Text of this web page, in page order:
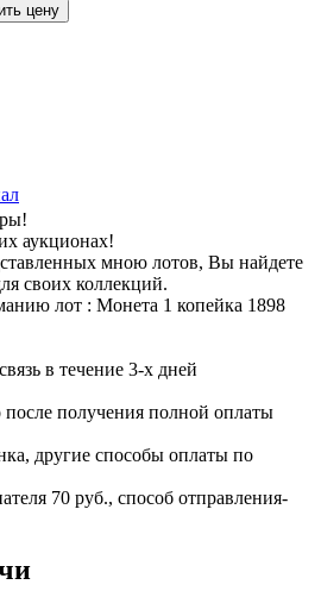
цену
аукционах!
мною лотов, Вы найдете
своих коллекций.
лот : Монета 1 копейка 1898
в течение 3-х дней
после получения полной оплаты
другие способы оплаты по
70 руб., способ отправления-